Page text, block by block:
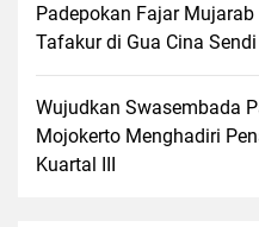
Padepokan Fajar
Tafakur di Gua Cina
Wujudkan Swasembada
Mojokerto Menghadiri
Kuartal III